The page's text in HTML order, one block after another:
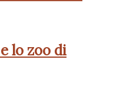
lo zoo di